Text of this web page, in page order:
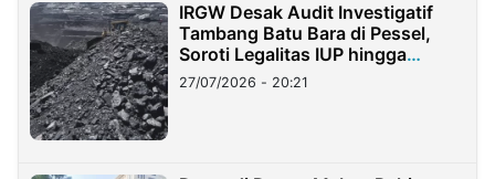
IRGW Desak Audit Investigatif
Tambang Batu Bara di Pessel,
Soroti Legalitas IUP hingga
Stockpile
27/07/2026 - 20:21